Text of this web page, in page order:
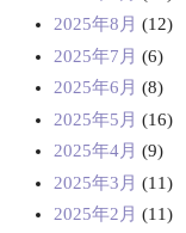
2025年8月 (12)
2025年7月 (6)
2025年6月 (8)
2025年5月 (16)
2025年4月 (9)
2025年3月 (11)
2025年2月 (11)